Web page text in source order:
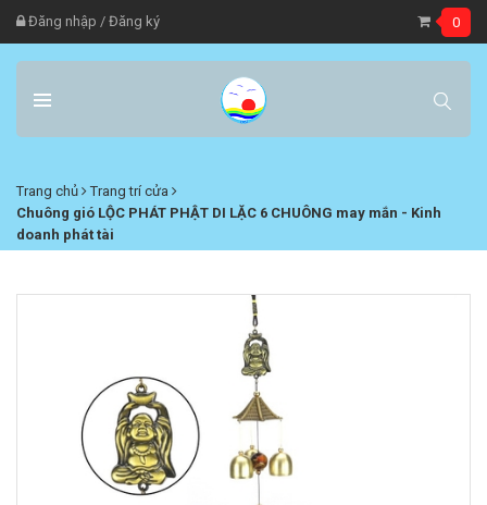
Đăng nhập / Đăng ký 0
Trang chủ
Trang trí cửa
Chuông gió LỘC PHÁT PHẬT DI LẶC 6 CHUÔNG may mắn - Kinh
doanh phát tài